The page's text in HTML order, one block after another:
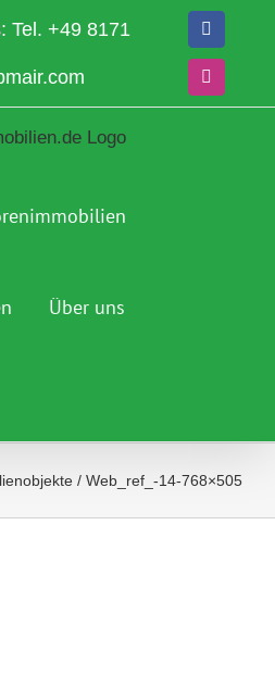
Tel. +49 8171 Facebook
Instagram
Über uns
/ Web_ref_-14-768×505